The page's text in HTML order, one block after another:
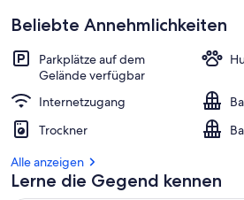
Beliebte Annehmlichkeiten
Parkplätze auf dem
Gelände verfügbar
Internetzugang
Trockner
Alle anzeigen
Lerne die Gegend kennen